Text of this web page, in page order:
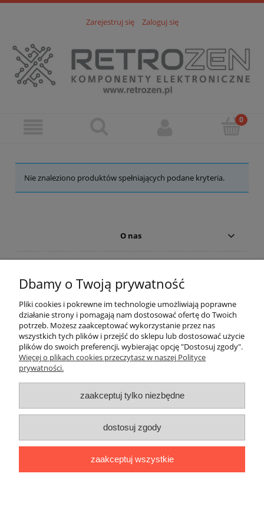
Zarejestruj się Zaloguj się
Nie znaleziono produktów spełniających podane kryteria.
O nas
Moje konto
pokaż pełną wersję strony
Sklep internetowy Shoper.pl
Dbamy o Twoją prywatność
Pliki cookies i pokrewne im technologie umożliwiają poprawne
działanie strony i pomagają nam dostosować ofertę do Twoich
potrzeb. Możesz zaakceptować wykorzystanie przez nas
wszystkich tych plików i przejść do sklepu lub dostosować użycie
plików do swoich preferencji, wybierając opcję "Dostosuj zgody".
Więcej o plikach cookies przeczytasz w naszej Polityce
prywatności.
zaakceptuj tylko niezbędne
dostosuj zgody
zaakceptuj wszystkie